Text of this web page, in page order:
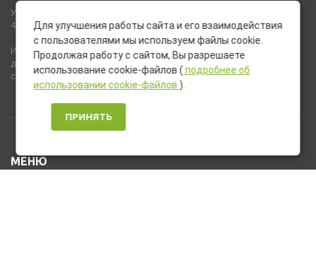
Указанные на сайте цены не являются публичной офертой (ст.435,
437 ГК РФ).
Используемые на сайте изображения товаров могут включать
дополнительное оборудование и компоненты, не входящие в
стандартную комплектацию товара.
МЕНЮ
Для улучшения работы сайта и его взаимодействия
с пользователями мы используем файлы cookie.
Продолжая работу с сайтом, Вы разрешаете
использование cookie-файлов ( подробнее об
использовании cookie-файлов ).
ПРИНЯТЬ